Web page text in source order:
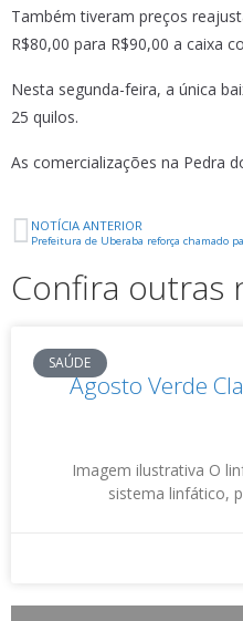
Também tiveram preços
R$80,00 para R$90,00 a caixa
Nesta segunda-feira, a única
25 quilos.
As comercializações na Pedra
NOTÍCIA ANTERIOR
Prefeitura de Uberaba reforça chamado
Confira outras
SAÚDE
Agosto Verde
Imagem ilustrativa O
sistema linfático,